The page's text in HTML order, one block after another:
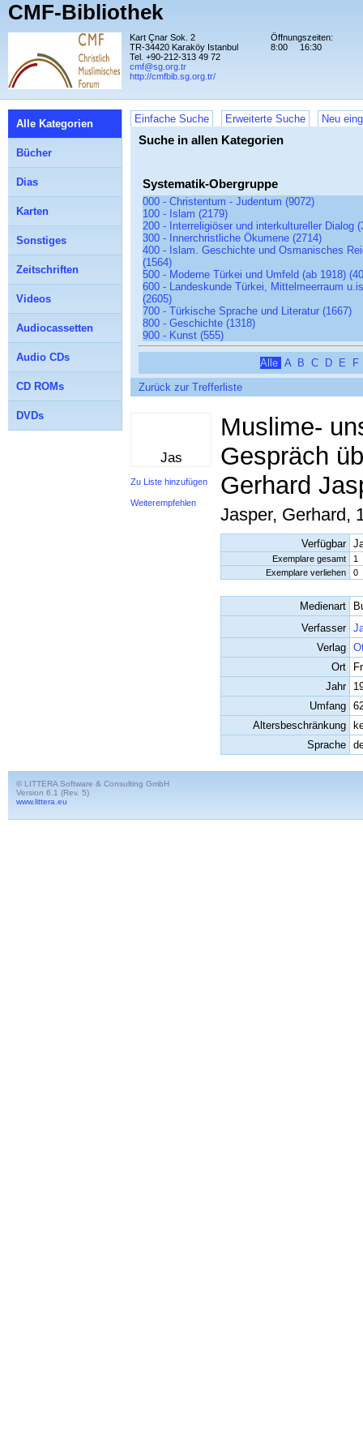
CMF-Bibliothek
Kart Çnar Sok. 2
TR-34420 Karaköy Istanbul
Tel. +90-212-313 49 72
cmf@sg.org.tr
http://cmfbib.sg.org.tr/
Öffnungszeiten:
8:00
16:30
Einfache Suche Erweiterte Suche Neu
Suche in allen Kategorien
Systematik-Obergruppe
000 - Christentum - Judentum (9072)
100 - Islam (2179)
200 - Interreligiöser und interkultureller Dialog
300 - Innerchristliche Ökumene (2714)
400 - Islam. Geschichte und Osmanisches
(1564)
500 - Moderne Türkei und Umfeld (ab 1918)
600 - Landeskunde Türkei, Mittelmeerraum
(2605)
700 - Türkische Sprache und Literatur (1667)
800 - Geschichte (1318)
900 - Kunst (555)
Alle A B C D E
F
Zurück zur Trefferliste
Jas
Zu Liste hinzufügen
Weiterempfehlen
Muslime-
Gespräch
Gerhard
Jasper, Gerhard,
Verfügbar
Exemplare gesamt
1
Exemplare verliehen
0
Medienart
Verfasser
Verlag
Ort
Jahr
Umfang
Altersbeschränkung
Sprache
Alle Kategorien
Bücher
Dias
Karten
Sonstiges
Zeitschriften
Videos
Audiocassetten
Audio CDs
CD ROMs
DVDs
© LITTERA Software & Consulting GmbH
Version 6.1 (Rev. 5)
www.littera.eu